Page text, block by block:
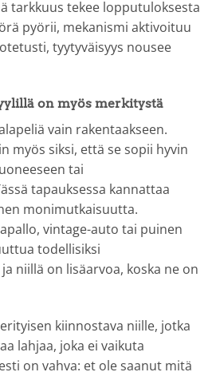
tarkkuus tekee lopputuloksesta
pyörii, mekanismi aktivoituu
tyytyväisyys nousee
on myös merkitystä
vain rakentaakseen.
myös siksi, että se sopii hyvin
tai
tapauksessa kannattaa
monimutkaisuutta.
vintage-auto tai puinen
todellisiksi
niillä on lisäarvoa, koska ne on
kiinnostava niille, jotka
lahjaa, joka ei vaikuta
on vahva: et ole saanut mitä